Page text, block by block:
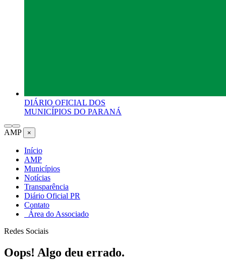
DIÁRIO OFICIAL DOS
MUNICÍPIOS DO PARANÁ
AMP ×
Início
AMP
Municípios
Notícias
Transparência
Diário Oficial PR
Contato
Área do Associado
Redes Sociais
Oops! Algo deu errado.